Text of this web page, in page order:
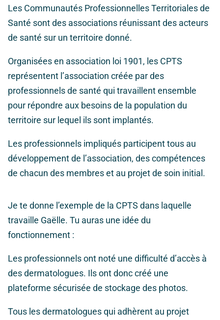
Les Communautés Professionnelles Territoriales de
Santé sont des associations réunissant des acteurs
de santé sur un territoire donné.
Organisées en association loi 1901, les CPTS
représentent l’association créée par des
professionnels de santé qui travaillent ensemble
pour répondre aux besoins de la population du
territoire sur lequel ils sont implantés.
Les professionnels impliqués participent tous au
développement de l’association, des compétences
de chacun des membres et au projet de soin initial.
Je te donne l’exemple de la CPTS dans laquelle
travaille Gaëlle. Tu auras une idée du
fonctionnement :
Les professionnels ont noté une difficulté d’accès à
des dermatologues. Ils ont donc créé une
plateforme sécurisée de stockage des photos.
Tous les dermatologues qui adhèrent au projet